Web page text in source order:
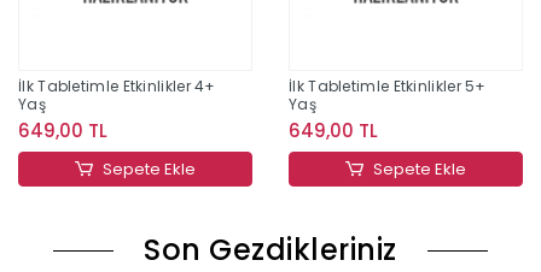
İlk Tabletimle Etkinlikler 4+
Yaş
649,00 TL
Sepete Ekle
İlk Tabletimle Etkinlikler 5+
Yaş
649,00 TL
Sepete Ekle
Son Gezdikleriniz